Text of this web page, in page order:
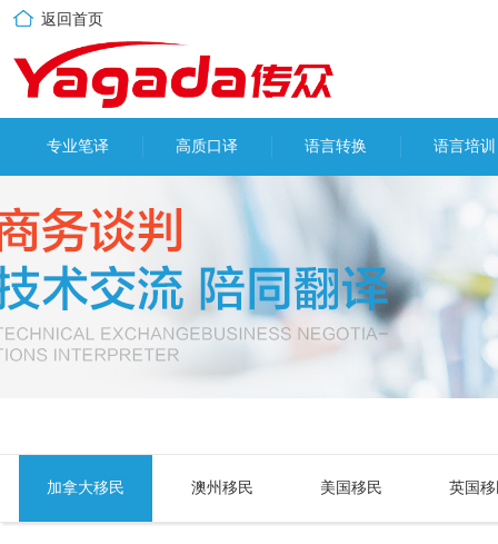
返回首页
专业笔译 高质口译 语言转换 语言培训
加拿大移民 澳州移民 美国移民 英国